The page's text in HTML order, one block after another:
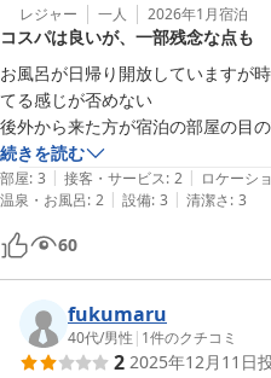
レジャー 一人 2026年1月宿泊
コスパは良いが、一部残念な点も
お風呂が日帰り開放していますが
てる感じが否めない
後外から来た方が宿泊の部屋の目
れない
性善説で成り立ってる感じですが
男性1人での宿泊でしたから気にな
大浴場の展望が良かったとも書き
マイチで景観はイマイチでした
朝食を絶賛されてた方がいました
これらの書き込みを信じてくると
ですが宿泊料金からのコスパはかな
ご理解の上利用されたら良いと思い
続きを読む
部屋: 3 | 接客・サービス: 2 | ロケーシ
温泉・お風呂: 2 | 設備: 3 | 清潔さ: 3
60
fukumaru
40代/男性 | 1件のクチコミ
2 2025年12月11日